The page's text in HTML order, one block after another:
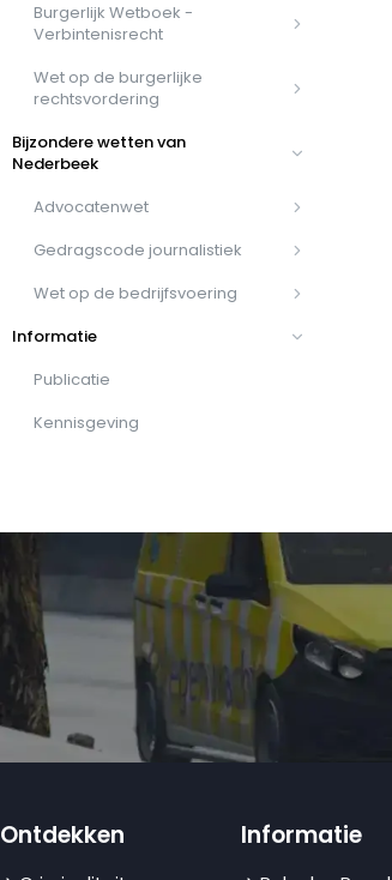
Burgerlijk Wetboek -
Verbintenisrecht
Wet op de burgerlijke
rechtsvordering
Bijzondere wetten van
Nederbeek
Advocatenwet
Gedragscode journalistiek
Wet op de bedrijfsvoering
Informatie
Publicatie
Kennisgeving
Ontdekken Informatie